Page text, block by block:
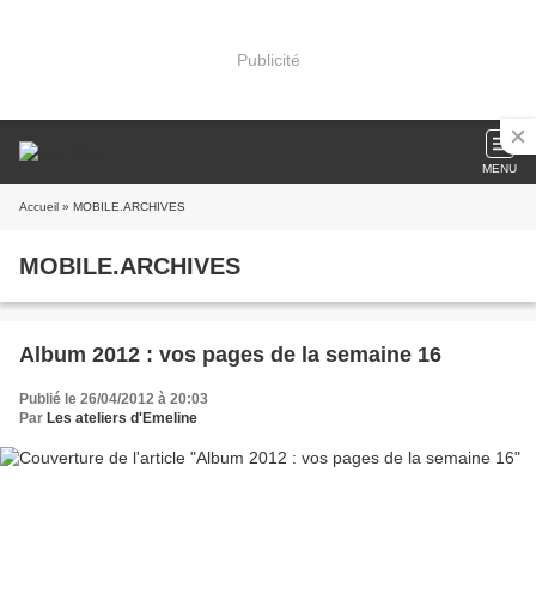
Publicité
MENU
Accueil » MOBILE.ARCHIVES
MOBILE.ARCHIVES
Album 2012 : vos pages de la semaine 16
Publié le 26/04/2012 à 20:03
Par Les ateliers d'Emeline